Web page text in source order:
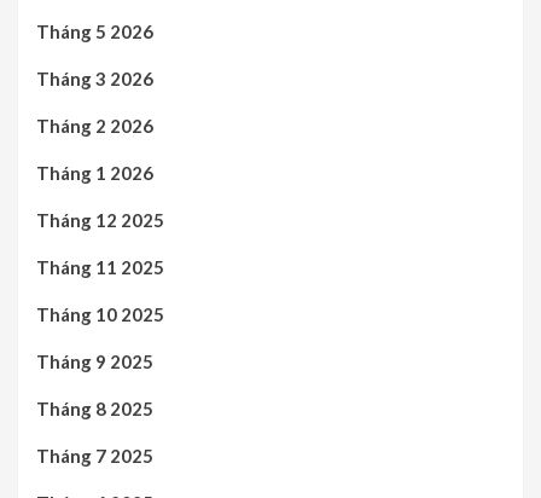
Tháng 5 2026
Tháng 3 2026
Tháng 2 2026
Tháng 1 2026
Tháng 12 2025
Tháng 11 2025
Tháng 10 2025
Tháng 9 2025
Tháng 8 2025
Tháng 7 2025